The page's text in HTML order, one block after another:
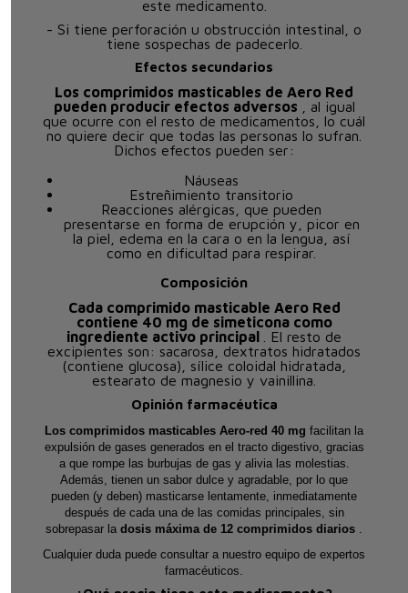
este medicamento.
- Si tiene perforación u obstrucción intestinal, o
tiene sospechas de padecerlo.
Efectos secundarios
Los comprimidos masticables de Aero Red
pueden producir efectos adversos
, al igual
que ocurre con el resto de medicamentos, lo cuál
no quiere decir que todas las personas lo sufran.
Dichos efectos pueden ser:
Náuseas
Estreñimiento transitorio
Reacciones alérgicas, que pueden
presentarse en forma de erupción y, picor en
la piel, edema en la cara o en la lengua, así
como en dificultad para respirar.
Composición
Cada comprimido masticable Aero Red
contiene 40 mg de simeticona como
ingrediente activo principal
. El resto de
excipientes son: sacarosa, dextratos hidratados
(contiene glucosa), sílice coloidal hidratada,
estearato de magnesio y vainillina.
Opinión farmacéutica
Los comprimidos masticables Aero-red 40 mg facilitan la
expulsión de gases generados en el tracto digestivo, gracias
a que rompe las burbujas de gas y alivia las molestias.
Además, tienen un sabor dulce y agradable, por lo que
pueden (y deben) masticarse lentamente, inmediatamente
después de cada una de las comidas principales, sin
sobrepasar la dosis máxima de 12 comprimidos diarios .
Cualquier duda puede consultar a nuestro equipo de expertos
farmacéuticos.